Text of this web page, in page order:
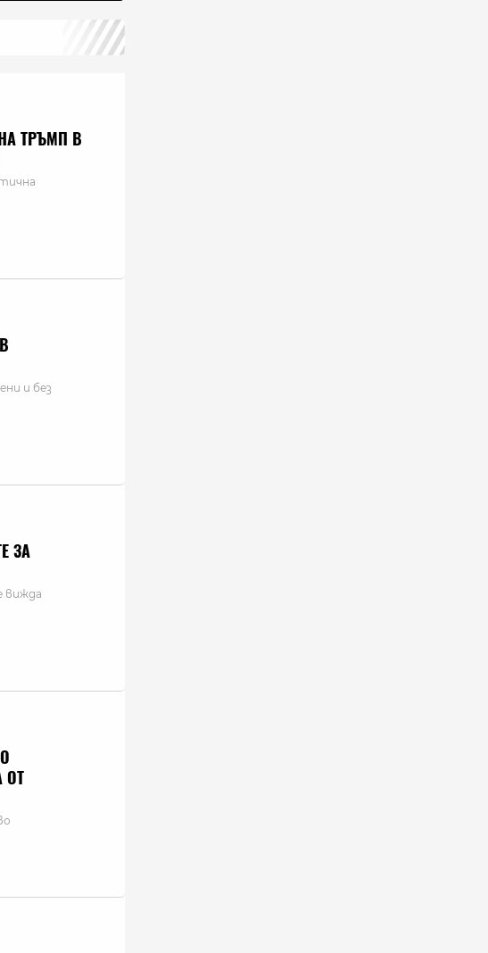
ТРЪМП В
и без
ЗА
вижда
ОТ